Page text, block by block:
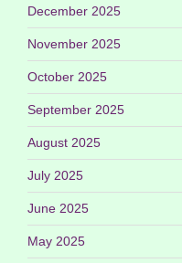
December 2025
November 2025
October 2025
September 2025
August 2025
July 2025
June 2025
May 2025